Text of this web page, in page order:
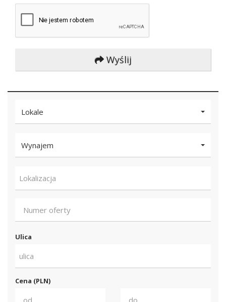
Lokale
Wynajem
Lokalizacja
Ulica
ulica
Cena (PLN)
Wyślij